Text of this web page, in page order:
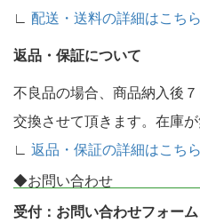
∟ 配送・送料の詳細はこちら
返品・保証について
不良品の場合、商品納入後
交換させて頂きます。在庫
∟ 返品・保証の詳細はこちら
◆お問い合わせ
受付：お問い合わせフォー